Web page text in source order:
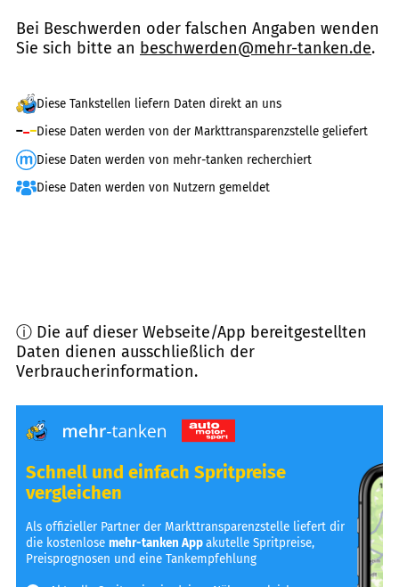
Bei Beschwerden oder falschen Angaben wenden
Sie sich bitte an beschwerden@mehr-tanken.de.
Diese Tankstellen liefern Daten direkt an uns
Diese Daten werden von der Markttransparenzstelle geliefert
Diese Daten werden von mehr-tanken recherchiert
Diese Daten werden von Nutzern gemeldet
ⓘ Die auf dieser Webseite/App bereitgestellten
Daten dienen ausschließlich der
Verbraucherinformation.
Schnell und einfach Spritpreise
vergleichen
Als offizieller Partner der Markttransparenzstelle liefert dir
die kostenlosemehr-tanken Appakutelle Spritpreise,
Preisprognosen und eine Tankempfehlung